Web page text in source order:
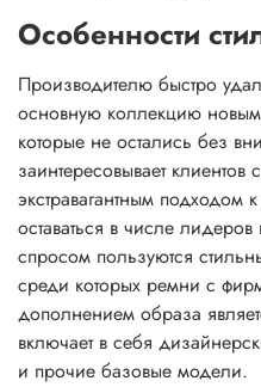
Особенности
Производителю быстро
основную коллекцию
которые не остались без
заинтересовывает
экстравагантным подходом
оставаться в числе
спросом пользуются
среди которых ремни с
дополнением образа
включает в себя
и прочие базовые модели.